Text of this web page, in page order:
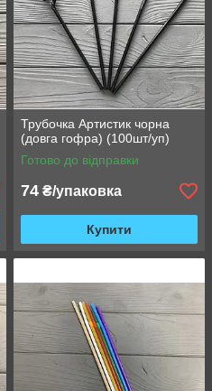
Трубочка Артистик чорна
(довга гофра) (100шт/уп)
Готово до відправки
74 ₴/упаковка
Купити